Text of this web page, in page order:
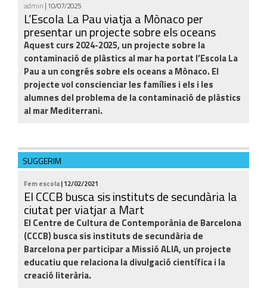
admin | 10/07/2025
L’Escola La Pau viatja a Mònaco per
presentar un projecte sobre els oceans
Aquest curs 2024-2025, un projecte sobre la
contaminació de plàstics al mar ha portat l’Escola La
Pau a un congrés sobre els oceans a Mònaco. El
projecte vol conscienciar les famílies i els i les
alumnes del problema de la contaminació de plàstics
al mar Mediterrani.
SUGGERIM
Fem escola| 12/02/2021
El CCCB busca sis instituts de secundària la
ciutat per viatjar a Mart
El Centre de Cultura de Contemporània de Barcelona
(CCCB) busca sis instituts de secundària de
Barcelona per participar a Missió ALIA, un projecte
educatiu que relaciona la divulgació científica i la
creació literària.